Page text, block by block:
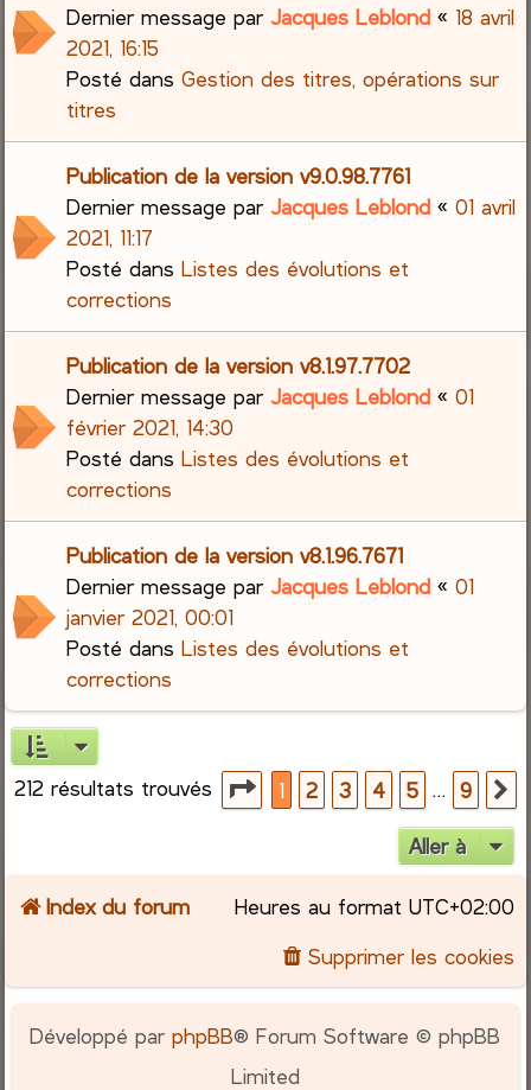
Dernier message parJacques Leblond « 18 avril
2021, 16:15
Posté dansGestion des titres, opérations sur
titres
Publication de la version v9.0.98.7761
Dernier message parJacques Leblond «01 avril
2021, 11:17
Posté dansListes des évolutions et
corrections
Publication de la version v8.1.97.7702
Dernier message parJacques Leblond «01
février 2021, 14:30
Posté dansListes des évolutions et
corrections
Publication de la version v8.1.96.7671
Dernier message parJacques Leblond «01
janvier 2021, 00:01
Posté dansListes des évolutions et
corrections
212 résultats trouvés Page1sur
1 2 3 4 5 … 9
Aller à
Index du forum Heures au format UTC+02:00
Supprimer les cookies
Développé parphpBB® Forum Software © phpBB
Limited